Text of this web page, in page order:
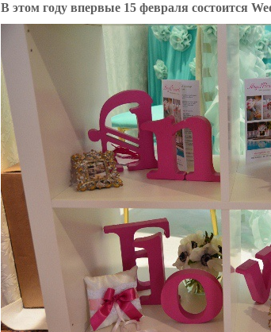
В этом году впервые 15 февраля состоится